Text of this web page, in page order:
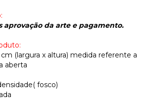
aprovação da arte e pagamento.
(largura x altura) medida referente a
aberta
fosco)